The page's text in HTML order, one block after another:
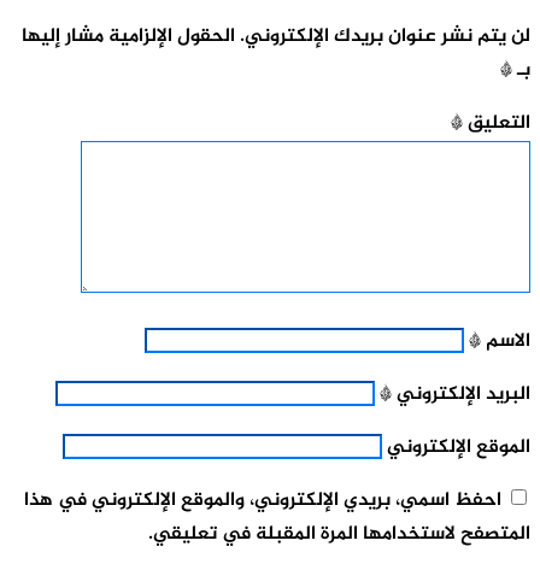
لن يتم نشر عنوان بريدك الإلكتروني. الحقول الإلزامية مشار إليها
بـ*
التعليق*
الاسم*
البريد الإلكتروني*
الموقع الإلكتروني
احفظ اسمي، بريدي الإلكتروني، والموقع الإلكتروني في هذا
المتصفح لاستخدامها المرة المقبلة في تعليقي.